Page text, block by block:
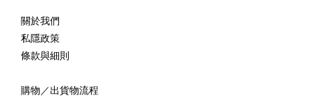
關於我們
私隱政策
條款與細則
購物／出貨物流程